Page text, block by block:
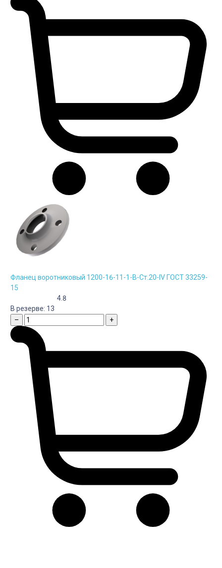
Фланец воротниковый 1200-16-11-1-B-Cт.20-IV ГОСТ 33259-
15
4.8
В резерве: 13
–
+